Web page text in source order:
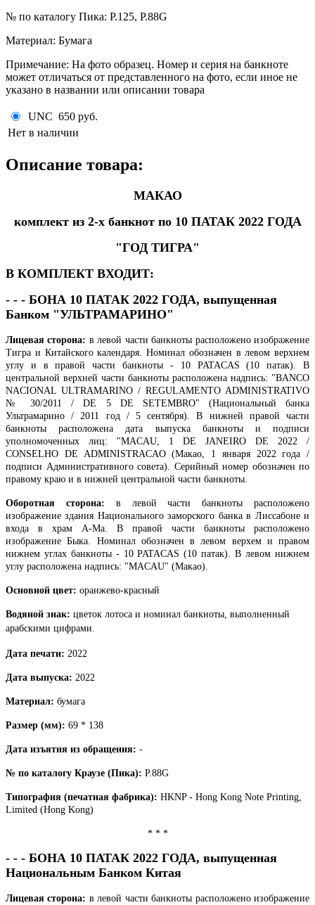
№ по каталогу Пика: P.125, P.88G
Материал: Бумага
Примечание: На фото образец. Номер и серия на банкноте
может отличаться от представленного на фото, если иное не
указано в названии или описании товара
UNC 650 руб.
Нет в наличии
Описание товара:
МАКАО
комплект из 2-х банкнот по 10 ПАТАК 2022 ГОДА
"ГОД ТИГРА"
В КОМПЛЕКТ ВХОДИТ:
- - - БОНА 10 ПАТАК 2022 ГОДА, выпущенная
Банком "УЛЬТРАМАРИНО"
Лицевая сторона: в левой части банкноты расположено изображение
Тигра и Китайского календаря. Номинал обозначен в левом верхнем
углу и в правой части банкноты - 10 PATACAS (10 патак). В
центральной верхней части банкноты расположена надпись: "BANCO
NACIONAL ULTRAMARINO / REGULAMENTO ADMINISTRATIVO
№ 30/2011 / DE 5 DE SETEMBRO" (Национальный банка
Ультрамарино / 2011 год / 5 сентября). В нижней правой части
банкноты расположена дата выпуска банкноты и подписи
уполномоченных лиц: "MACAU, 1 DE JANEIRO DE 2022 /
CONSELHO DE ADMINISTRACAO (Макао, 1 января 2022 года /
подписи Административного совета). Серийный номер обозначен по
правому краю и в нижней центральной части банкноты.
Оборотная сторона: в левой части банкноты расположено
изображение здания Национального заморского банка в Лиссабоне и
входа в храм A-Ма. В правой части банкноты расположено
изображение Быка. Номинал обозначен в левом верхем и правом
нижнем углах банкноты - 10 PATACAS (10 патак). В левом нижнем
углу расположена надпись: "MACAU" (Макао).
Основной цвет: оранжево-красный
Водяной знак: цветок лотоса и номинал банкноты, выполненный
арабскими цифрами.
Дата печати: 2022
Дата выпуска: 2022
Материал: бумага
Размер (мм): 69 * 138
Дата изъятия из обращения: -
№ по каталогу Краузе (Пика): P.88G
Типография (печатная фабрика): HKNP - Hong Kong Note Printing,
Limited (Hong Kong)
* * *
- - - БОНА 10 ПАТАК 2022 ГОДА, выпущенная
Национальным Банком Китая
Лицевая сторона: в левой части банкноты расположено изображение